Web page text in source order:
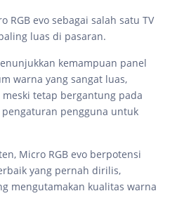
RGB evo sebagai salah satu TV
luas di pasaran.
kemampuan panel
warna yang sangat luas,
tetap bergantung pada
pengguna untuk
Micro RGB evo berpotensi
yang pernah dirilis,
mengutamakan kualitas warna